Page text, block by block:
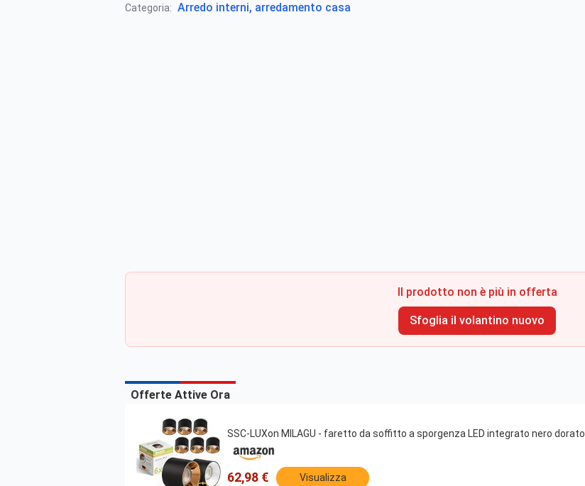
Categoria: Arredo interni, arredamento casa
Il prodotto non è più in offerta
Sfoglia il volantino nuovo
Offerte Attive Ora
SSC-LUXon MILAGU - faretto da soffitto a sporgenza LED integrato nero dorato
62,98 € Visualizza